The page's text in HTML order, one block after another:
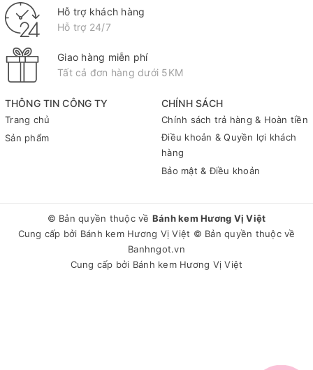
THÔNG TIN CÔNG TY
Trang chủ
Sản phẩm
CHÍNH SÁCH
Chính sách trả hàng & Hoàn tiền
Điều khoản & Quyền lợi khách
hàng
Bảo mật & Điều khoản
Hỗ trợ khách hàng
Hỗ trợ 24/7
Giao hàng miễn phí
Tất cả đơn hàng dưới 5KM
© Bản quyền thuộc về Bánh kem Hương Vị Việt
Cung cấp bởi Bánh kem Hương Vị Việt © Bản quyền thuộc về
Banhngot.vn
Cung cấp bởi Bánh kem Hương Vị Việt